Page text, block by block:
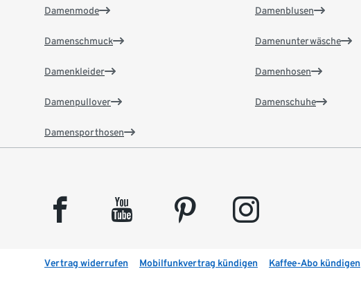
Damenmode
Damenschmuck
Damenkleider
Damenpullover
Damensporthosen
Damenblusen
Damenunterwäsche
Damenhosen
Damenschuhe
facebook youtube pinterest instagram
Vertrag widerrufen Mobilfunkvertrag kündigen Kaffee-Abo kündigen